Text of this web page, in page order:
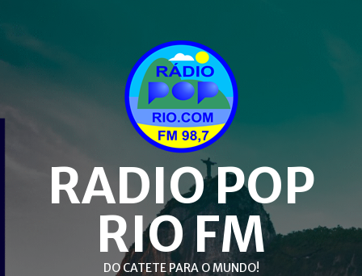
content
RADIO POP
RIO FM
DO CATETE PARA O MUNDO!